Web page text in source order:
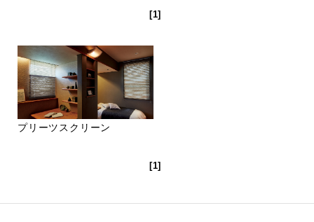
[1]
プリーツスクリーン
[1]